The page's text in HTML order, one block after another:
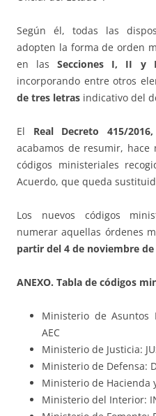
Según él, todas las
adopten la forma de orden
en lasSecciones I, II y
incorporando entre otros
de tres letras indicativo del
El Real Decreto 415/
acabamos de resumir,
códigos ministeriales
Acuerdo, que queda
Los nuevos códigos
numerar aquellas órdenes
partir del 4 de noviembre de
ANEXO. Tabla de códigos
Ministerio de Asuntos
AEC
Ministerio de Justicia:
Ministerio de Defensa:
Ministerio de Hacienda
Ministerio del Interior: